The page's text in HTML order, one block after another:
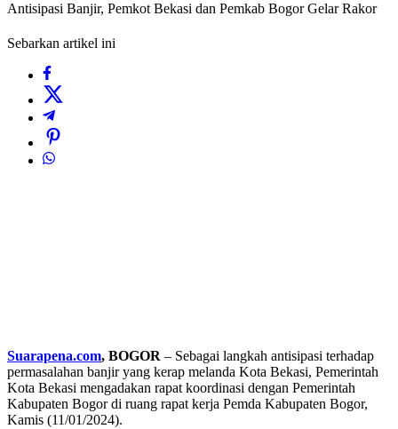
Antisipasi Banjir, Pemkot Bekasi dan Pemkab Bogor Gelar Rakor
Sebarkan artikel ini
Suarapena.com, BOGOR – Sebagai langkah antisipasi terhadap
permasalahan banjir yang kerap melanda Kota Bekasi, Pemerintah
Kota Bekasi mengadakan rapat koordinasi dengan Pemerintah
Kabupaten Bogor di ruang rapat kerja Pemda Kabupaten Bogor,
Kamis (11/01/2024).